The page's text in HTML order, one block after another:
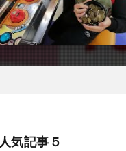
人気記事５